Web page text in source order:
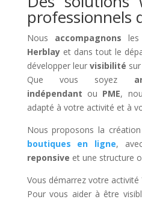
professionnels
Nous accompagnons les
Herblayet dans tout le
développer leur visibilité sur
Que vous soyez
indépendant ou PME,
adapté à votre activité et à
Nous proposons la
boutiques en ligne,
reponsive et une structure
Vous démarrez votre activité
Pour vous aider à être